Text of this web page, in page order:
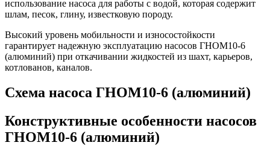
использование насоса для работы с водой, которая содержит
шлам, песок, глину, известковую породу.
Высокий уровень мобильности и износостойкости
гарантирует надежную эксплуатацию насосов ГНОМ10-6
(алюминий) при откачивании жидкостей из шахт, карьеров,
котлованов, каналов.
Схема насоса ГНОМ10-6 (алюминий)
Конструктивные особенности насосов
ГНОМ10-6 (алюминий)